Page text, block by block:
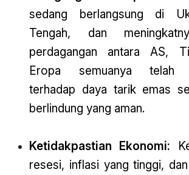
sedang berlangsung di
Tengah, dan
perdagangan antara AS,
Eropa semuanya telah
terhadap daya tarik emas
berlindung yang aman.
Ketidakpastian Ekonomi:
resesi, inflasi yang tinggi,